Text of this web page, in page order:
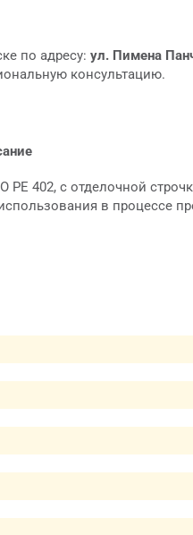
по адресу: ул. Пимена
консультацию.
PE 402, с отделочной
в процессе